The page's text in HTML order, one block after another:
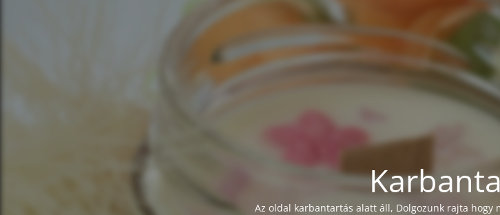
Az oldal karbantartás alatt áll, Dolgozunk rajta